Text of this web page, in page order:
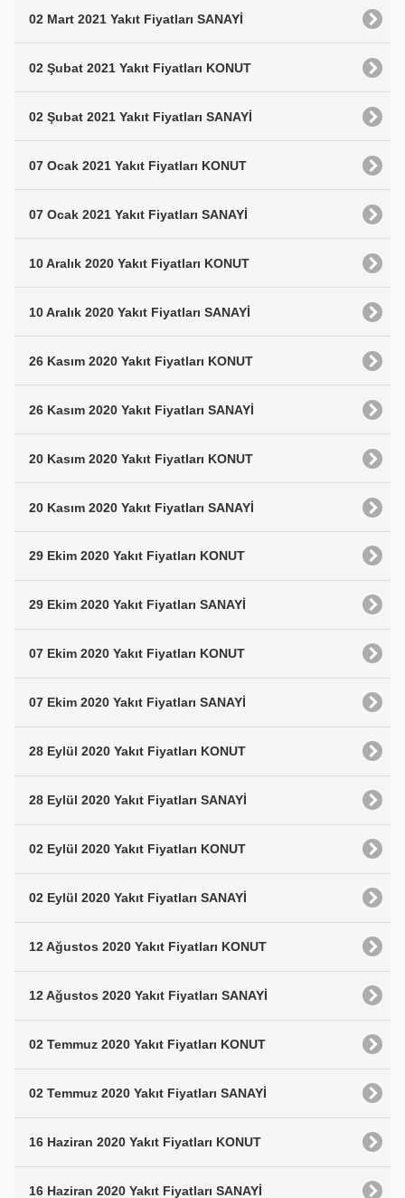
02 Mart 2021 Yakıt Fiyatları SANAYİ
02 Şubat 2021 Yakıt Fiyatları KONUT
02 Şubat 2021 Yakıt Fiyatları SANAYİ
07 Ocak 2021 Yakıt Fiyatları KONUT
07 Ocak 2021 Yakıt Fiyatları SANAYİ
10 Aralık 2020 Yakıt Fiyatları KONUT
10 Aralık 2020 Yakıt Fiyatları SANAYİ
26 Kasım 2020 Yakıt Fiyatları KONUT
26 Kasım 2020 Yakıt Fiyatları SANAYİ
20 Kasım 2020 Yakıt Fiyatları KONUT
20 Kasım 2020 Yakıt Fiyatları SANAYİ
29 Ekim 2020 Yakıt Fiyatları KONUT
29 Ekim 2020 Yakıt Fiyatları SANAYİ
07 Ekim 2020 Yakıt Fiyatları KONUT
07 Ekim 2020 Yakıt Fiyatları SANAYİ
28 Eylül 2020 Yakıt Fiyatları KONUT
28 Eylül 2020 Yakıt Fiyatları SANAYİ
02 Eylül 2020 Yakıt Fiyatları KONUT
02 Eylül 2020 Yakıt Fiyatları SANAYİ
12 Ağustos 2020 Yakıt Fiyatları KONUT
12 Ağustos 2020 Yakıt Fiyatları SANAYİ
02 Temmuz 2020 Yakıt Fiyatları KONUT
02 Temmuz 2020 Yakıt Fiyatları SANAYİ
16 Haziran 2020 Yakıt Fiyatları KONUT
16 Haziran 2020 Yakıt Fiyatları SANAYİ